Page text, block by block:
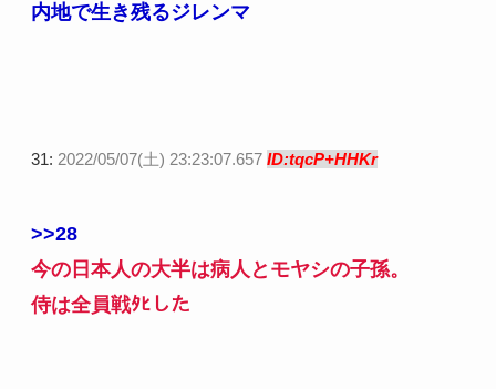
内地で生き残るジレンマ
31: 2022/05/07(土) 23:23:07.657 ID:tqcP+HHKr
>>28
今の日本人の大半は病人とモヤシの子孫。
侍は全員戦ﾀﾋした